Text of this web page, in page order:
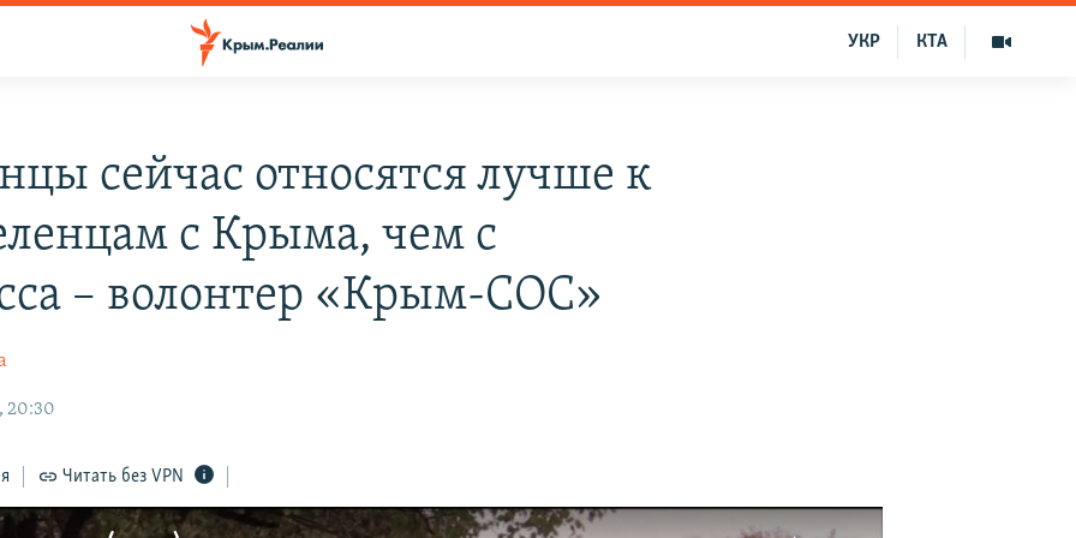
КТА
УКР
сейчас относятся лучше к
с Крыма, чем с
– волонтер «Крым-СОС»
20:30
Читать без VPN